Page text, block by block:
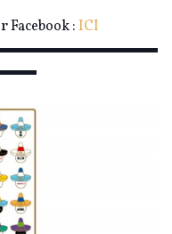
Facebook : ICI